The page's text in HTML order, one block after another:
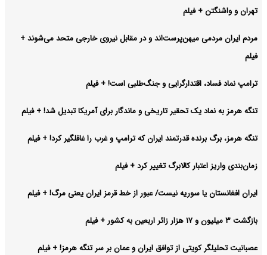
تهران و واشنگتن + فیلم
مردم ایران مردمی میهن‌پرست‌اند و در مقابل نیروی خارجی متحد می‌شوند +
فیلم
ترامپ نماد فساد، اقتدارگرایی و جنگ‌طلبی است! + فیلم
تنگه هرمز به نماد یک تحقیر تاریخی و ماندگار برای آمریکا تبدیل شد! + فیلم
تنگه هرمز، برگ برنده قدرتمند ایران که ترامپ و غرب را غافلگیر کرد! + فیلم
زمان‌بندی واریز اعتبار کالابرگ تغییر کرد + فیلم
ایران افغانستان یا سوریه نیست/ عبور از خط قرمز ایران یعنی مرگ! + فیلم
بازگشت ۳ میلیون و ۱۷ هزار زائر اربعین به کشور + فیلم
عصبانیت تحلیلگر کویتی از توافق ایران و عمان بر سر تنگه هرمز! + فیلم